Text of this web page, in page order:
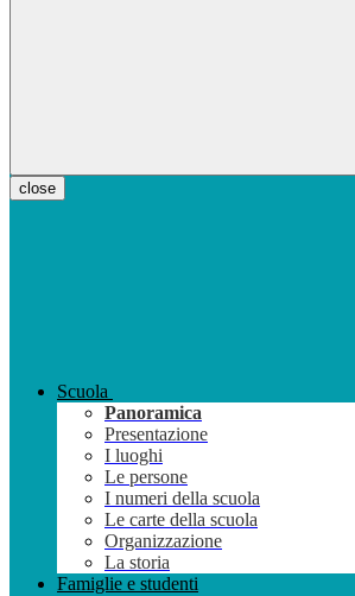
close
Scuola
Panoramica
Presentazione
I luoghi
Le persone
I numeri della scuola
Le carte della scuola
Organizzazione
La storia
Famiglie e studenti